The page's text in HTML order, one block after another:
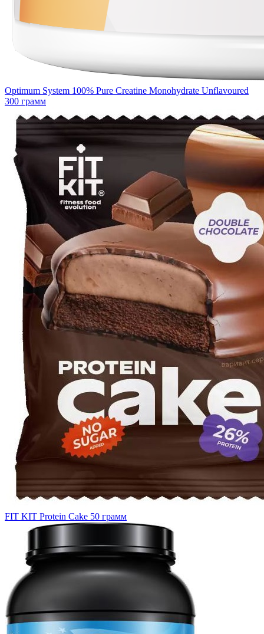
Optimum System 100% Pure Creatine Monohydrate Unflavoured
300 грамм
FIT KIT Protein Cake 50 грамм